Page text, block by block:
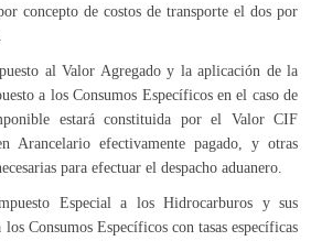
concepto de costos de transporte el dos por
al Valor Agregado y la aplicación de la
a los Consumos Específicos en el caso de
estará constituida por el Valor CIF
Arancelario efectivamente pagado, y otras
para efectuar el despacho aduanero.
Especial a los Hidrocarburos y sus
Consumos Específicos con tasas específicas